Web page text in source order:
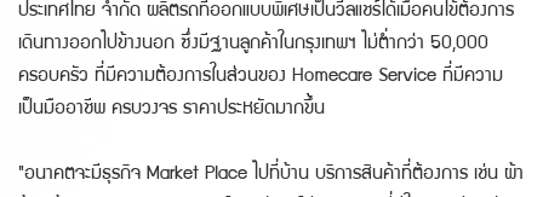
ประเทศไทย จำกัด ผลิตรถที่ออกแบบพิเศษเป็นวีลแชร์ได้เมื่อคนไข้ต้องการ
เดินทางออกไปข้างนอก ซึ่งมีฐานลูกค้าในกรุงเทพฯ ไม่ต่ำกว่า 50,000
ครอบครัว ที่มีความต้องการในส่วนของ Homecare Service ที่มีความ
เป็นมืออาชีพ ครบวงจร ราคาประหยัดมากขึ้น
"อนาคตจะมีธุรกิจ Market Place ไปที่บ้าน บริการสินค้าที่ต้องการ เช่น ผ้า